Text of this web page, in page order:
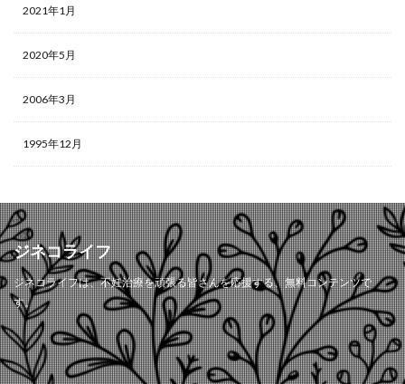
2021年1月
2020年5月
2006年3月
1995年12月
ジネコライフ
ジネコライフは、不妊治療を頑張る皆さんを応援する、無料コンテンツで
す。